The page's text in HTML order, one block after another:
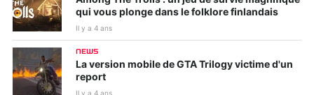
qui vous plonge dans le folklore finlandais
Il y a 4 ans
NEWS
La version mobile de GTA Trilogy victime d'un
report
Il y a 4 ans